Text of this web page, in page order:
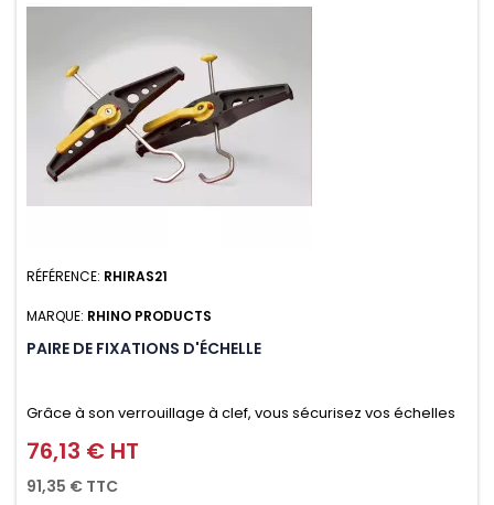
RÉFÉRENCE: RHIRAS21
MARQUE: RHINO PRODUCTS
PAIRE DE FIXATIONS D'ÉCHELLE
Grâce à son verrouillage à clef, vous sécurisez vos échelles
d'un seul geste aussi bien contre le vol que pendant le
transport. Référence vendue par paire.
Prix
76,13 € HT
91,35 € TTC